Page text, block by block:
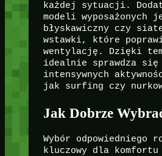
każdej sytuacji.
modeli wyposażonych
błyskawiczny czy
wstawki, które
wentylację. Dzięki
idealnie sprawdza się
intensywnych
jak surfing czy
Jak Dobrze
Wybór odpowiedniego
kluczowy dla komfortu